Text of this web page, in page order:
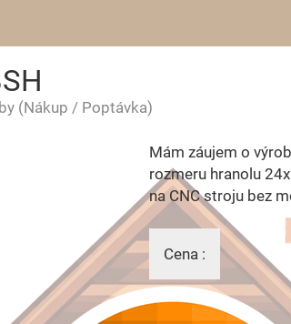
(Nákup / Poptávka)
Mám záujem o
rozmeru hranolu
na CNC stroju bez
Cena :